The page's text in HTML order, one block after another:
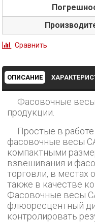
Сравнить
ОПИСАНИЕ
Фасовочные весы CAS AD-H для взвешивания
продукции.
Простые в работе и обслуживании, надежные
фасовочные весы
компактными
взвешивания и
торговли, в местах
также в качестве
Фасовочные весы
флюоресцентный
контролировать